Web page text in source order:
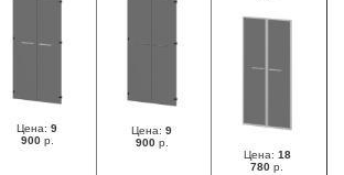
Цена: 9
900р.
Цена: 9
900р.
Цена: 18
780 р.